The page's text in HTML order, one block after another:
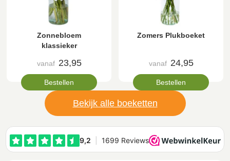
Zonnebloem
klassieker
vanaf 23,95
Bestellen
Zomers Plukboeket
vanaf 24,95
Bestellen
Bekijk alle boeketten